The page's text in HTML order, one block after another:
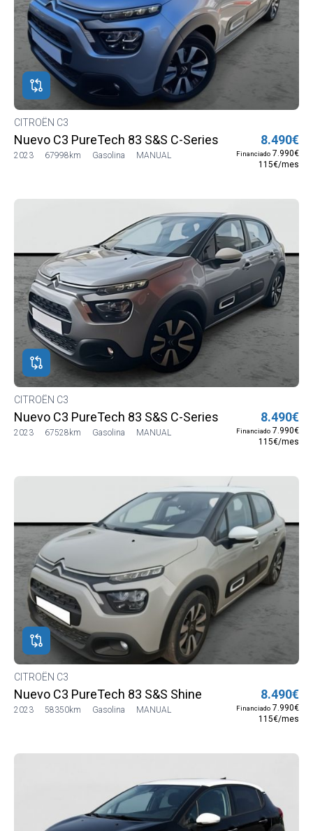
CITROËN C3
Nuevo C3 PureTech 83 S&S C-Series
2023 67998km Gasolina MANUAL
8.490€
Financiado 7.990€
115€/mes
CITROËN C3
Nuevo C3 PureTech 83 S&S C-Series
2023 67528km Gasolina MANUAL
8.490€
Financiado 7.990€
115€/mes
CITROËN C3
Nuevo C3 PureTech 83 S&S Shine
2023 58350km Gasolina MANUAL
8.490€
Financiado 7.990€
115€/mes